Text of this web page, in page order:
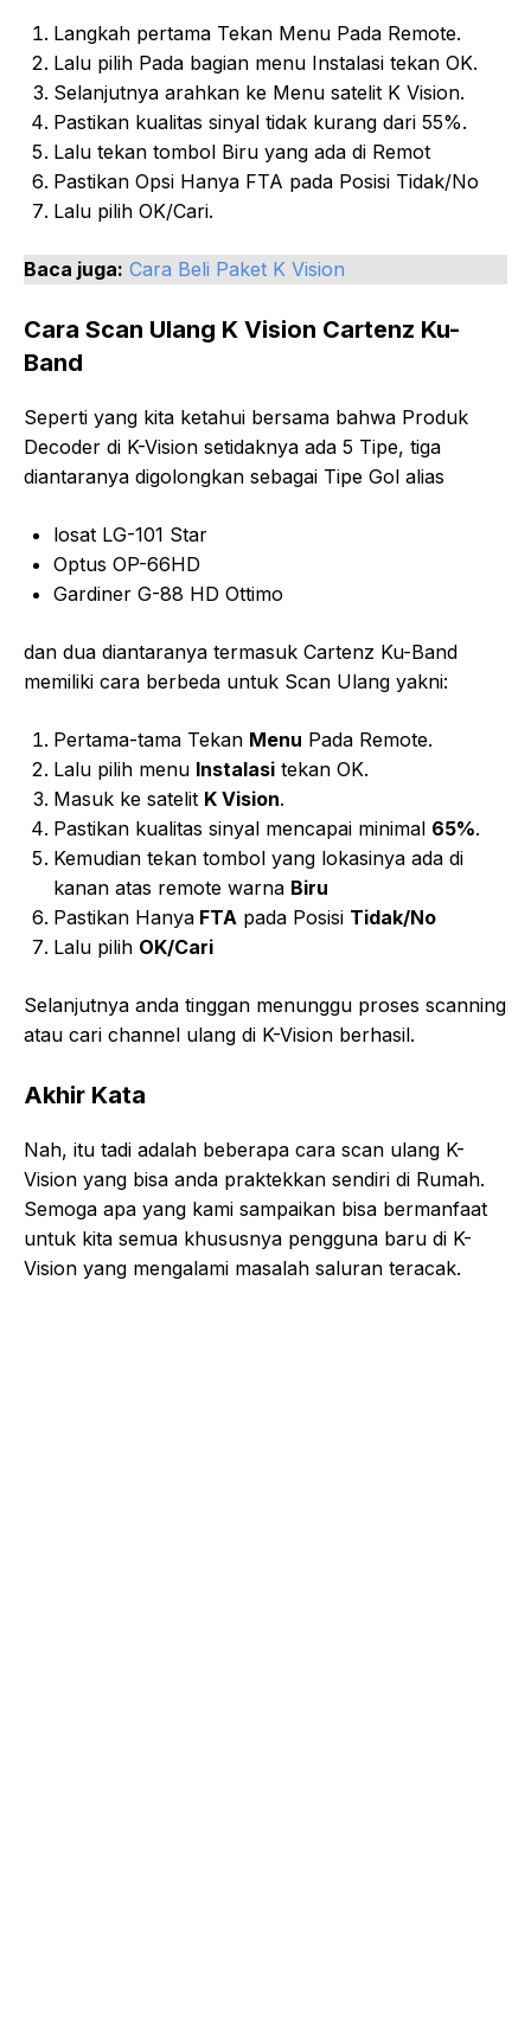
Langkah pertama Tekan Menu Pada Remote.
Lalu pilih Pada bagian menu Instalasi tekan OK.
Selanjutnya arahkan ke Menu satelit K Vision.
Pastikan kualitas sinyal tidak kurang dari 55%.
Lalu tekan tombol Biru yang ada di Remot
Pastikan Opsi Hanya FTA pada Posisi Tidak/No
Lalu pilih OK/Cari.
Baca juga: Cara Beli Paket K Vision
Cara Scan Ulang K Vision Cartenz Ku-
Band
Seperti yang kita ketahui bersama bahwa Produk
Decoder di K-Vision setidaknya ada 5 Tipe, tiga
diantaranya digolongkan sebagai Tipe Gol alias
losat LG-101 Star
Optus OP-66HD
Gardiner G-88 HD Ottimo
dan dua diantaranya termasuk Cartenz Ku-Band
memiliki cara berbeda untuk Scan Ulang yakni:
Pertama-tama Tekan Menu Pada Remote.
Lalu pilih menu Instalasi tekan OK.
Masuk ke satelit K Vision.
Pastikan kualitas sinyal mencapai minimal 65%.
Kemudian tekan tombol yang lokasinya ada di
kanan atas remote warna Biru
Pastikan Hanya FTA pada Posisi Tidak/No
Lalu pilih OK/Cari
Selanjutnya anda tinggan menunggu proses scanning
atau cari channel ulang di K-Vision berhasil.
Akhir Kata
Nah, itu tadi adalah beberapa cara scan ulang K-
Vision yang bisa anda praktekkan sendiri di Rumah.
Semoga apa yang kami sampaikan bisa bermanfaat
untuk kita semua khususnya pengguna baru di K-
Vision yang mengalami masalah saluran teracak.